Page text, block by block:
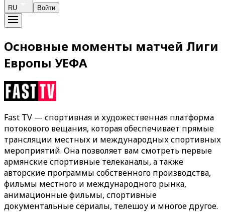
RU Войти
Основные моменты матчей Лиги
Европы УЕФА
Fast TV — спортивная и художественная платформа
потокового вещания, которая обеспечивает прямые
трансляции местных и международных спортивных
мероприятий. Она позволяет вам смотреть первые
армянские спортивные телеканалы, а также
авторские программы собственного производства,
фильмы местного и международного рынка,
анимационные фильмы, спортивные
документальные сериалы, телешоу и многое другое.